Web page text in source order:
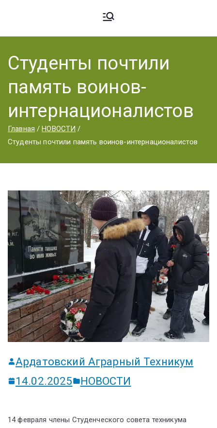
Ардато
вский
Аграрн
ый
Техник
ум
аграрный
техникум».
Студенты почтили
память воинов-
интернационалистов
Главная
НОВОСТИ
Студенты почтили память воинов-интернационалистов
Ардатовский Аграрный Техникум
14.02.2025
НОВОСТИ
14 февраля члены Студенческого совета техникума